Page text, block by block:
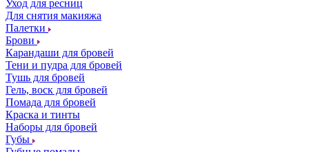
Уход для ресниц
Для снятия макияжа
Палетки
Брови
Карандаши для бровей
Тени и пудра для бровей
Тушь для бровей
Гель, воск для бровей
Помада для бровей
Краска и тинты
Наборы для бровей
Губы